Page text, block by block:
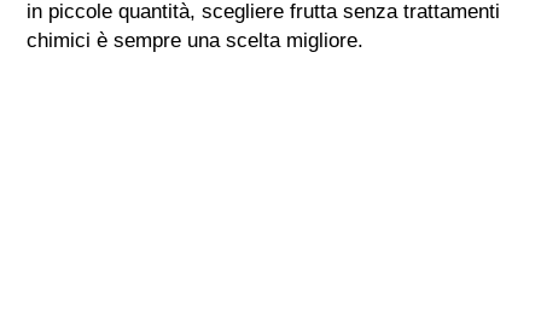
in piccole quantità, scegliere frutta senza trattamenti
chimici è sempre una scelta migliore.